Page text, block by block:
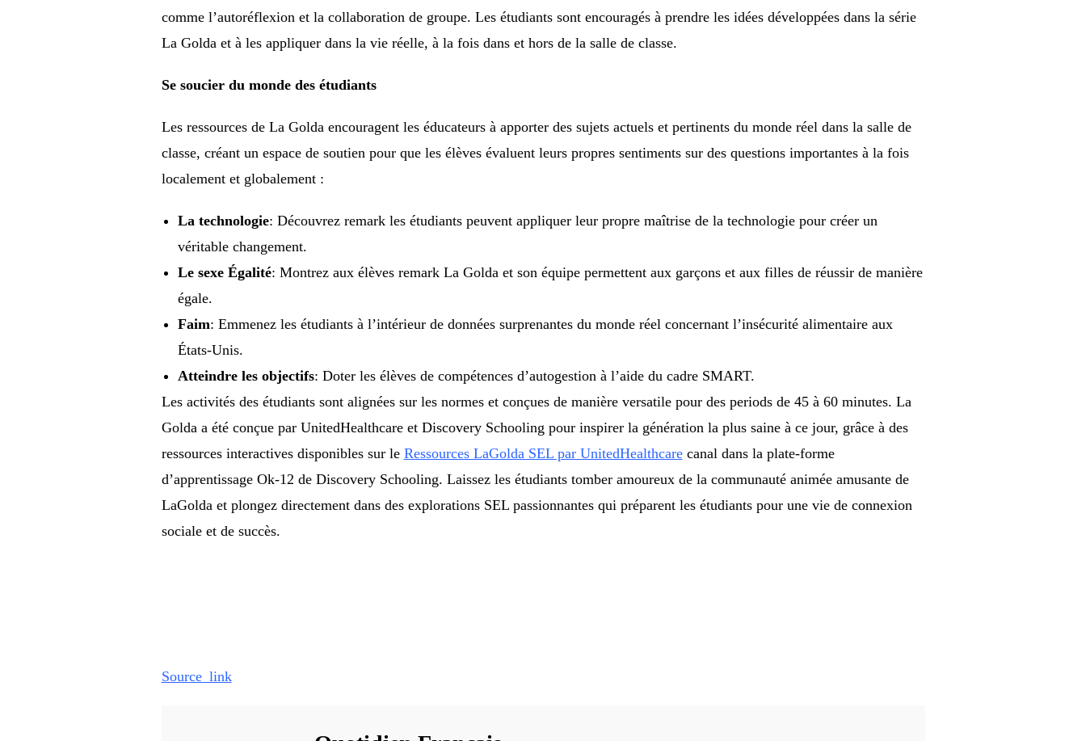
comme l’autoréflexion et la collaboration de groupe. Les étudiants sont encouragés à prendre les idées développées dans la série
La Golda et à les appliquer dans la vie réelle, à la fois dans et hors de la salle de classe.
Se soucier du monde des étudiants
Les ressources de La Golda encouragent les éducateurs à apporter des sujets actuels et pertinents du monde réel dans la salle de
classe, créant un espace de soutien pour que les élèves évaluent leurs propres sentiments sur des questions importantes à la fois
localement et globalement :
La technologie: Découvrez remark les étudiants peuvent appliquer leur propre maîtrise de la technologie pour créer un
véritable changement.
Le sexe Égalité: Montrez aux élèves remark La Golda et son équipe permettent aux garçons et aux filles de réussir de manière
égale.
Faim: Emmenez les étudiants à l’intérieur de données surprenantes du monde réel concernant l’insécurité alimentaire aux
États-Unis.
Atteindre les objectifs: Doter les élèves de compétences d’autogestion à l’aide du cadre SMART.
Les activités des étudiants sont alignées sur les normes et conçues de manière versatile pour des periods de 45 à 60 minutes. La
Golda a été conçue par UnitedHealthcare et Discovery Schooling pour inspirer la génération la plus saine à ce jour, grâce à des
ressources interactives disponibles sur le Ressources LaGolda SEL par UnitedHealthcarecanal dans la plate-forme
d’apprentissage Ok-12 de Discovery Schooling. Laissez les étudiants tomber amoureux de la communauté animée amusante de
LaGolda et plongez directement dans des explorations SEL passionnantes qui préparent les étudiants pour une vie de connexion
sociale et de succès.
Source_link